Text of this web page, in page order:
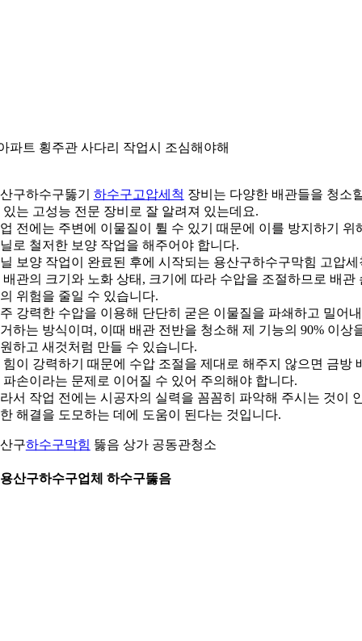
파트 횡주관 사다리 작업시 조심해야해
구하수구뚫기 하수구고압세척 장비는 다양한 배관들을 청소
있는 고성능 전문 장비로 잘 알려져 있는데요.
전에는 주변에 이물질이 튈 수 있기 때문에 이를 방지하기 위
로 철저한 보양 작업을 해주어야 합니다.
보양 작업이 완료된 후에 시작되는 용산구하수구막힘 고압세
배관의 크기와 노화 상태, 크기에 따라 수압을 조절하므로 배관
위험을 줄일 수 있습니다.
강력한 수압을 이용해 단단히 굳은 이물질을 파쇄하고 밀어내
하는 방식이며, 이때 배관 전반을 청소해 제 기능의 90% 이상
하고 새것처럼 만들 수 있습니다.
힘이 강력하기 때문에 수압 조절을 제대로 해주지 않으면 금방
파손이라는 문제로 이어질 수 있어 주의해야 합니다.
서 작업 전에는 시공자의 실력을 꼼꼼히 파악해 주시는 것이
해결을 도모하는 데에 도움이 된다는 것입니다.
구하수구막힘 뚫음 상가 공동관청소
산구하수구업체 하수구뚫음